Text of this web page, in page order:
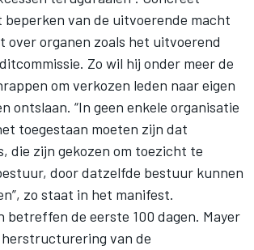
van de uitvoerende macht
over organen zoals het uitvoerend
Zo wil hij onder meer de
om verkozen leden naar eigen
ontslaan. “In geen enkele organisatie
toegestaan moeten zijn dat
die zijn gekozen om toezicht te
door datzelfde bestuur kunnen
zo staat in het manifest.
betreffen de eerste 100 dagen. Mayer
van de